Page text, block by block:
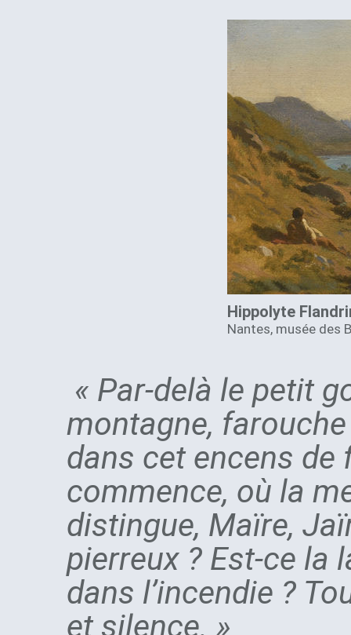
Hippolyte
Nantes, musée des
« Par-delà le petit
montagne,
dans cet encens de
commence, où la
distingue, Maïre,
pierreux ? Est-ce la
dans l’incendie ?
et silence. »